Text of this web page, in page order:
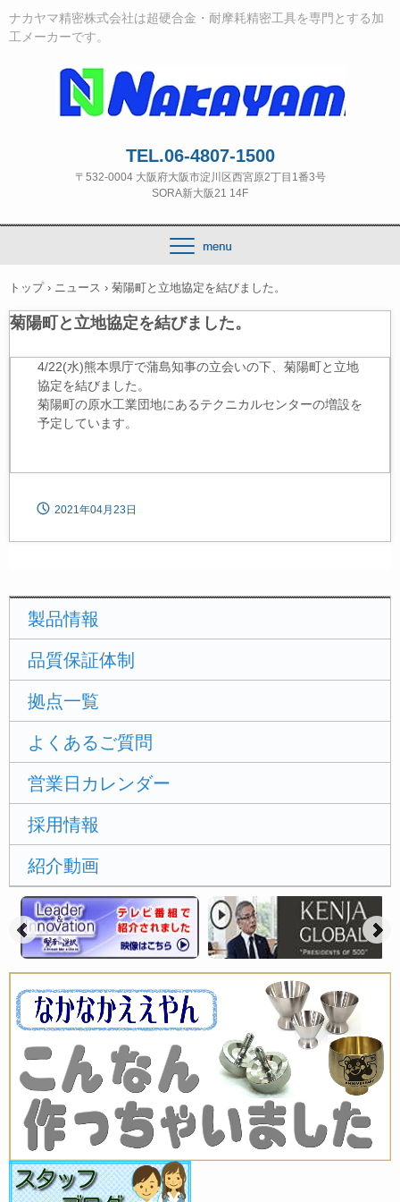
ナカヤマ精密株式会社は超硬合金・耐摩耗精密工具を専門とする加
工メーカーです。
TEL.06-4807-1500
〒532‐0004 大阪府大阪市淀川区西宮原2丁目1番3号
SORA新大阪21 14F
トップ › ニュース › 菊陽町と立地協定を結びました。
菊陽町と立地協定を結びました。
4/22(水)熊本県庁で蒲島知事の立会いの下、菊陽町と立地
協定を結びました。
菊陽町の原水工業団地にあるテクニカルセンターの増設を
予定しています。
2021年04月23日
製品情報
品質保証体制
拠点一覧
よくあるご質問
営業日カレンダー
採用情報
紹介動画